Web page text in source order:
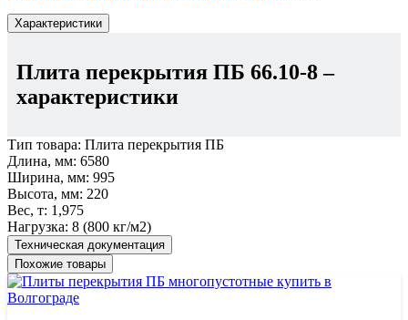
Характеристики
Плита перекрытия ПБ 66.10-8–
характеристики
Тип товара: Плита перекрытия ПБ
Длина, мм: 6580
Ширина, мм: 995
Высота, мм: 220
Вес, т: 1,975
Нагрузка: 8 (800 кг/м2)
Техническая документация
Похожие товары